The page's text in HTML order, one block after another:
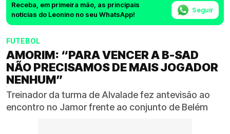
Receba, em primeira mão, as principais
notícias do Leonino no seu WhatsApp!
Seguir
FUTEBOL
AMORIM: “PARA VENCER A B-SAD
NÃO PRECISAMOS DE MAIS JOGADOR
NENHUM”
Treinador da turma de Alvalade fez antevisão ao
encontro no Jamor frente ao conjunto de Belém